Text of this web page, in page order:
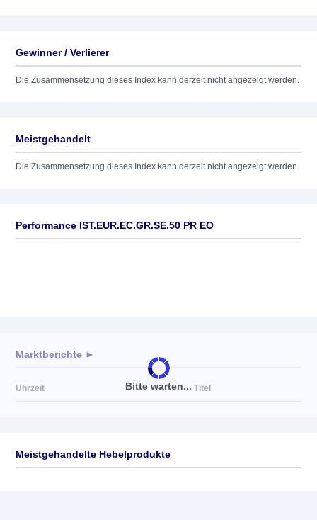
Gewinner / Verlierer
Die Zusammensetzung dieses Index kann derzeit nicht angezeigt werden.
Meistgehandelt
Die Zusammensetzung dieses Index kann derzeit nicht angezeigt werden.
Performance IST.EUR.EC.GR.SE.50 PR EO
Bitte warten...
Marktberichte ►
Uhrzeit Titel
Meistgehandelte Hebelprodukte